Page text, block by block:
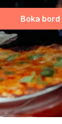
Boka bord